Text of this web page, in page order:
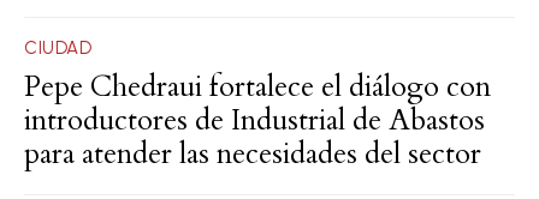
CIUDAD
Pepe Chedraui fortalece el diálogo con
introductores de Industrial de Abastos
para atender las necesidades del sector